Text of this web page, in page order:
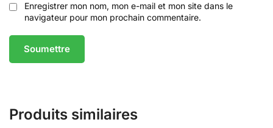
Enregistrer mon nom, mon e-mail et mon site dans le
navigateur pour mon prochain commentaire.
Produits similaires